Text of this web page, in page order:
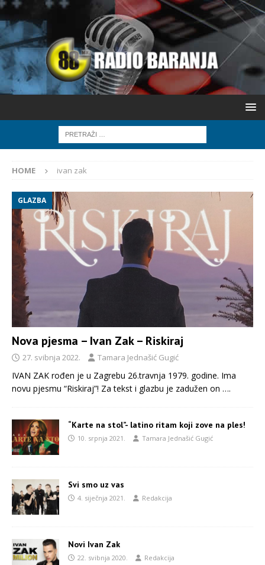
HOME ivan zak
GLAZBA
Nova pjesma – Ivan Zak – Riskiraj
27. svibnja 2022. Tamara Jednašić Gugić
IVAN ZAK rođen je u Zagrebu 26.travnja 1979. godine. Ima
novu pjesmu “Riskiraj”! Za tekst i glazbu je zadužen on ….
“Karte na stol”- latino ritam koji zove na ples!
10. srpnja 2021. Tamara Jednašić Gugić
Svi smo uz vas
4. siječnja 2021. Redakcija
Novi Ivan Zak
22. svibnja 2020. Redakcija